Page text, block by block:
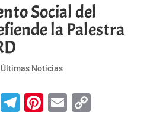
Social del
la Palestra
Últimas Noticias
Telegram
Pinterest
EmailCopy